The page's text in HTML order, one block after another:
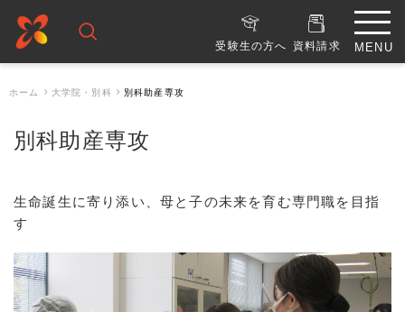
受験生の方へ 資料請求
ホーム 大学院・別科 別科助産専攻
別科助産専攻
生命誕生に寄り添い、母と子の未来を育む専門職を目指
す